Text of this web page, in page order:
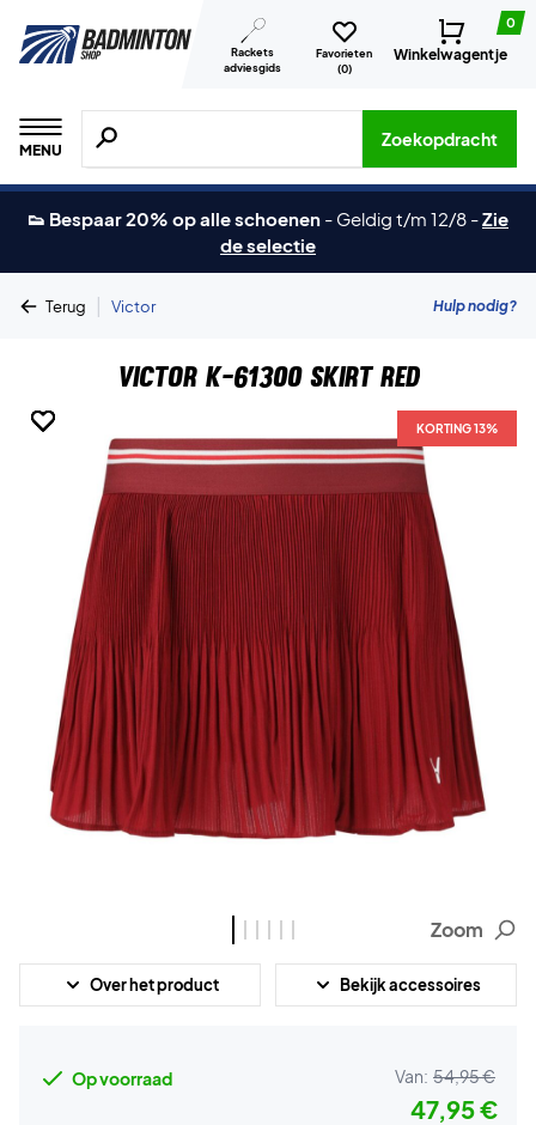
Rackets
adviesgids
Favorieten
(0)
0
Winkelwagentje
MENU
Zoeken naar producten, merken etc.
Zoekopdracht
👟 Bespaar 20% op alle schoenen - Geldig t/m 12/8 -Zie
de selectie
Terug | Victor Hulp nodig?
Victor K-61300 Skirt Red
KORTING 13%
KORTING 13%
KORTING 13%
KORTING 13%
KORTING 13%
KORTING 13%
Zoom
Over het product Bekijk accessoires
Op voorraad Van: 54,95 €
47,95 €